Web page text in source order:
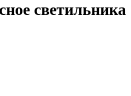
светильника